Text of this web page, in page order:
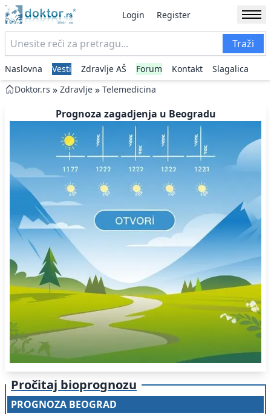
Login Register
Traži
Naslovna Vesti Zdravlje AŠ Forum Kontakt
Slagalica
Doktor.rs » Zdravlje » Telemedicina
Prognoza zagadjenja u Beogradu
Pročitaj bioprognozu
PROGNOZA BEOGRAD